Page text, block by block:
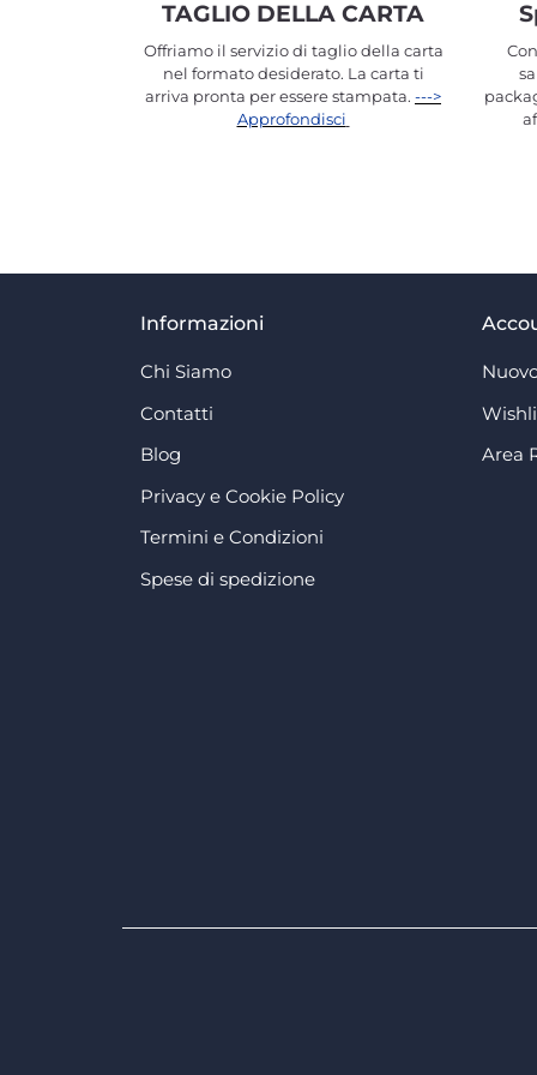
TAGLIO DELLA CARTA
Offriamo il servizio di taglio della carta
nel formato desiderato. La carta ti
arriva pronta per essere stampata. --->
Approfondisci
Informazioni
Chi Siamo
Contatti
Blog
Privacy e Cookie Policy
Termini e Condizioni
Spese di spedizione
Area